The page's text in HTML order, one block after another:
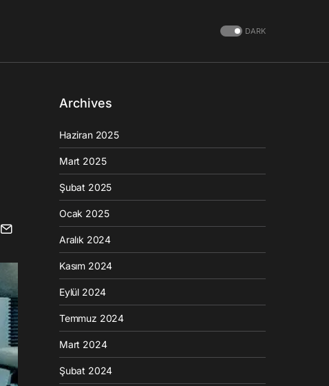
DARK
Archives
Haziran 2025
Mart 2025
Şubat 2025
Ocak 2025
Aralık 2024
Kasım 2024
Eylül 2024
Temmuz 2024
Mart 2024
Şubat 2024